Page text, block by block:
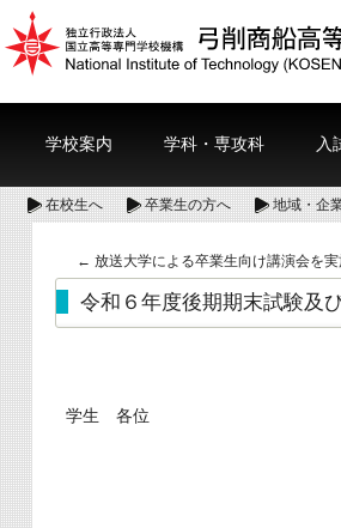
学校案内 学科・専攻科 入
在校生へ 卒業生の方へ 地域・企
← 放送大学による卒業生向け講演会を
令和６年度後期期末試験及
学生 各位